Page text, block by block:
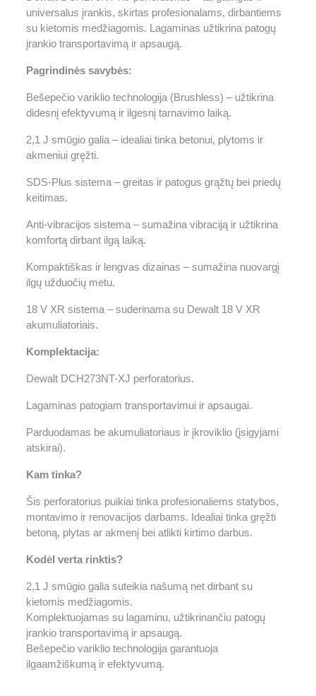
universalus įrankis, skirtas profesionalams, dirbantiems
su kietomis medžiagomis. Lagaminas užtikrina patogų
įrankio transportavimą ir apsaugą.
Pagrindinės savybės:
Bešepečio variklio technologija (Brushless) – užtikrina
didesnį efektyvumą ir ilgesnį tarnavimo laiką.
2,1 J smūgio galia – idealiai tinka betonui, plytoms ir
akmeniui gręžti.
SDS-Plus sistema – greitas ir patogus grąžtų bei priedų
keitimas.
Anti-vibracijos sistema – sumažina vibraciją ir užtikrina
komfortą dirbant ilgą laiką.
Kompaktiškas ir lengvas dizainas – sumažina nuovargį
ilgų užduočių metu.
18 V XR sistema – suderinama su Dewalt 18 V XR
akumuliatoriais.
Komplektacija:
Dewalt DCH273NT-XJ perforatorius.
Lagaminas patogiam transportavimui ir apsaugai.
Parduodamas be akumuliatoriaus ir įkroviklio (įsigyjami
atskirai).
Kam tinka?
Šis perforatorius puikiai tinka profesionaliems statybos,
montavimo ir renovacijos darbams. Idealiai tinka gręžti
betoną, plytas ar akmenį bei atlikti kirtimo darbus.
Kodėl verta rinktis?
2,1 J smūgio galia suteikia našumą net dirbant su
kietomis medžiagomis.
Komplektuojamas su lagaminu, užtikrinančiu patogų
įrankio transportavimą ir apsaugą.
Bešepečio variklio technologija garantuoja
ilgaamžiškumą ir efektyvumą.